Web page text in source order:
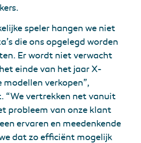
speler hangen we niet
die ons opgelegd worden
Er wordt niet verwacht
einde van het jaar X-
verkopen”,
“We vertrekken net vanuit
probleem van onze klant
ervaren en meedenkende
dat zo efficiënt mogelijk